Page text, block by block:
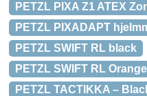
PETZL PIXA Z1 ATEX
PETZL PIXADAPT
PETZL SWIFT RL black
PETZL SWIFT RL Orange
PETZL TACTIKKA –